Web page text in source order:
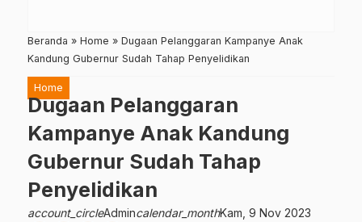
Beranda » Home » Dugaan Pelanggaran Kampanye Anak
Kandung Gubernur Sudah Tahap Penyelidikan
Home
Dugaan Pelanggaran
Kampanye Anak Kandung
Gubernur Sudah Tahap
Penyelidikan
account_circleAdmincalendar_monthKam, 9 Nov 2023